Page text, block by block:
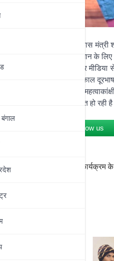
बंगाल
के मा0 योजना एवं विकास मंत्री
विधिसम्मत एवं त्वरित समाधान के
जी मौजूद रहे। इस मौके पर मीडिया
संबंधित अधिकारियों को तत्काल
निर्देशन में शुरू किए गए इस
पूरी तरह कारगर साबित हो रही
Follow us
मोदी के 12 वर्ष बेमिसाल